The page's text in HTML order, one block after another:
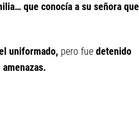
que conocía a su señora que
uniformado, pero fue detenido